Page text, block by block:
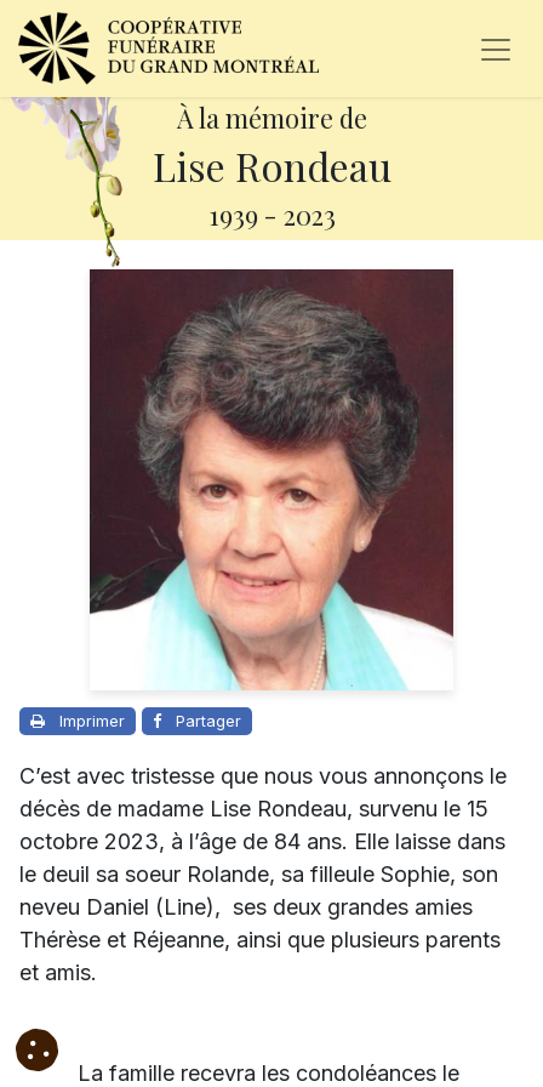
À la mémoire de
Lise Rondeau
1939 - 2023
Imprimer Partager
C’est avec tristesse que nous vous annonçons le
décès de madame Lise Rondeau, survenu le 15
octobre 2023, à l’âge de 84 ans. Elle laisse dans
le deuil sa soeur Rolande, sa filleule Sophie, son
neveu Daniel (Line), ses deux grandes amies
Thérèse et Réjeanne, ainsi que plusieurs parents
et amis.
La famille recevra les condoléances le